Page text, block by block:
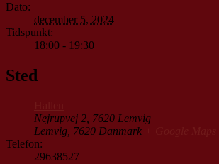
Dato:
december 5, 2024
Tidspunkt:
18:00 - 19:30
Sted
Nejrupvej 2, 7620 Lemvig
Lemvig 7620 Danmark
Telefon:
29638527